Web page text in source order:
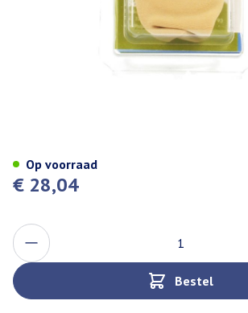
€ 28,04
Aantal
Bestel
Op voorraad